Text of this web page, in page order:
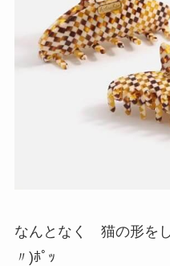
なんとなく 猫の形を
〃)ﾎﾟｯ